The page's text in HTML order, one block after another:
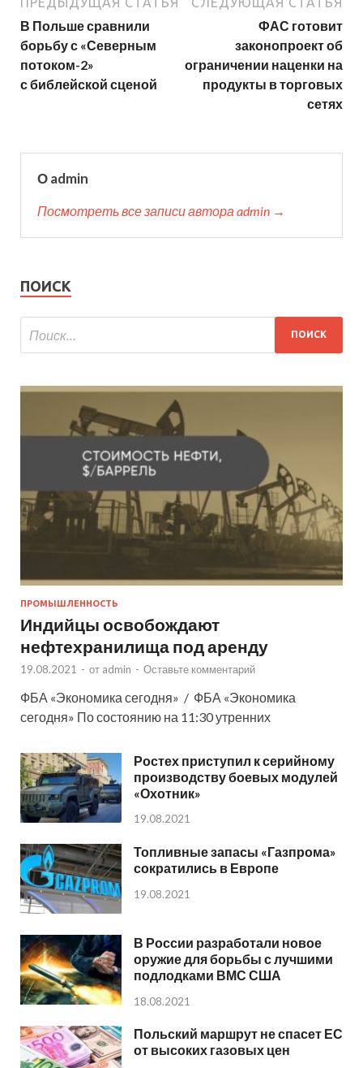
В Польше сравнили
борьбу с «Северным
потоком-2»
с библейской сценой
ФАС готовит
законопроект об
ограничении наценки на
продукты в торговых
сетях
О admin
Посмотреть все записи автора admin →
ПОИСК
ПРОМЫШЛЕННОСТЬ
Индийцы освобождают
нефтехранилища под аренду
19.08.2021 - от admin - Оставьте комментарий
ФБА «Экономика сегодня» / ФБА «Экономика
сегодня» По состоянию на 11:30 утренних
Ростех приступил к серийному
производству боевых модулей
«Охотник»
19.08.2021
Топливные запасы «Газпрома»
сократились в Европе
19.08.2021
В России разработали новое
оружие для борьбы с лучшими
подлодками ВМС США
18.08.2021
Польский маршрут не спасет ЕС
от высоких газовых цен